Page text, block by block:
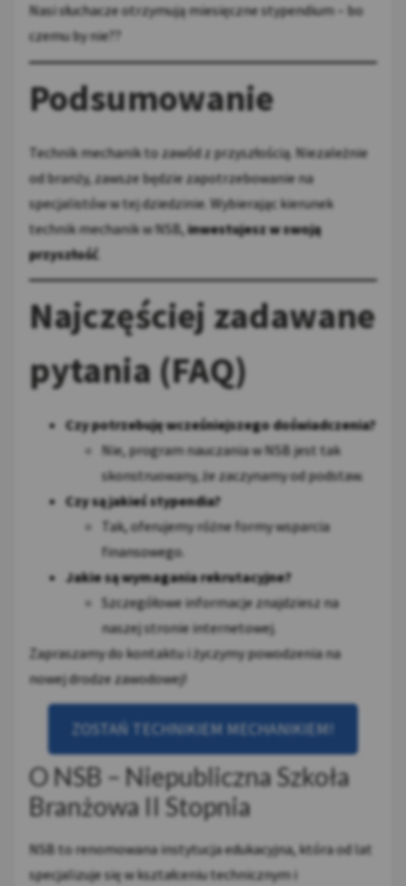
Nasi słuchacze otrzymują miesięczne stypendium – bo
czemu by nie??
Podsumowanie
Technik mechanik to zawód z przyszłością. Niezależnie
od branży, zawsze będzie zapotrzebowanie na
specjalistów w tej dziedzinie. Wybierając kierunek
technik mechanik w NSB,inwestujesz w swoją
przyszłość
Najczęściej zadawane
pytania (FAQ)
Czy potrzebuję wcześniejszego doświadczenia?
Nie, program nauczania w NSB jest tak
skonstruowany, że zaczynamy od podstaw.
Czy są jakieś stypendia?
Tak, oferujemy różne formy wsparcia
finansowego.
Jakie są wymagania rekrutacyjne?
Szczegółowe informacje znajdziesz na
naszej stronie internetowej.
Zapraszamy do kontaktu i życzymy powodzenia na
nowej drodze zawodowej!
ZOSTAŃ TECHNIKIEM MECHANIKIEM!
O NSB – Niepubliczna Szkoła
Branżowa II Stopnia
NSB to renomowana instytucja edukacyjna, która od lat
specjalizuje się w kształceniu technicznym i